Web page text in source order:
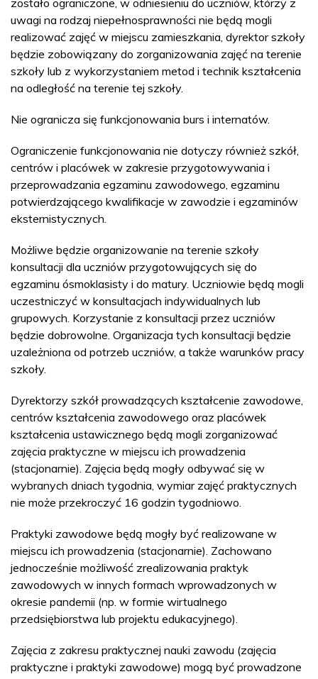
zostało ograniczone, w odniesieniu do uczniów, którzy z
uwagi na rodzaj niepełnosprawności nie będą mogli
realizować zajęć w miejscu zamieszkania, dyrektor szkoły
będzie zobowiązany do zorganizowania zajęć na terenie
szkoły lub z wykorzystaniem metod i technik kształcenia
na odległość na terenie tej szkoły.
Nie ogranicza się funkcjonowania burs i internatów.
Ograniczenie funkcjonowania nie dotyczy również szkół,
centrów i placówek w zakresie przygotowywania i
przeprowadzania egzaminu zawodowego, egzaminu
potwierdzającego kwalifikacje w zawodzie i egzaminów
eksternistycznych.
Możliwe będzie organizowanie na terenie szkoły
konsultacji dla uczniów przygotowujących się do
egzaminu ósmoklasisty i do matury. Uczniowie będą mogli
uczestniczyć w konsultacjach indywidualnych lub
grupowych. Korzystanie z konsultacji przez uczniów
będzie dobrowolne. Organizacja tych konsultacji będzie
uzależniona od potrzeb uczniów, a także warunków pracy
szkoły.
Dyrektorzy szkół prowadzących kształcenie zawodowe,
centrów kształcenia zawodowego oraz placówek
kształcenia ustawicznego będą mogli zorganizować
zajęcia praktyczne w miejscu ich prowadzenia
(stacjonarnie). Zajęcia będą mogły odbywać się w
wybranych dniach tygodnia, wymiar zajęć praktycznych
nie może przekroczyć 16 godzin tygodniowo.
Praktyki zawodowe będą mogły być realizowane w
miejscu ich prowadzenia (stacjonarnie). Zachowano
jednocześnie możliwość zrealizowania praktyk
zawodowych w innych formach wprowadzonych w
okresie pandemii (np. w formie wirtualnego
przedsiębiorstwa lub projektu edukacyjnego).
Zajęcia z zakresu praktycznej nauki zawodu (zajęcia
praktyczne i praktyki zawodowe) mogą być prowadzone